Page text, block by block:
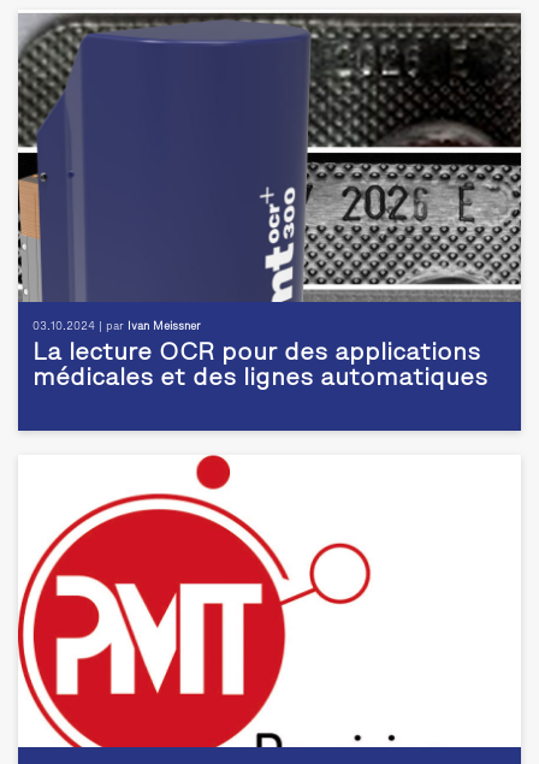
03.10.2024 | par Ivan Meissner
La lecture OCR pour des applications
médicales et des lignes automatiques